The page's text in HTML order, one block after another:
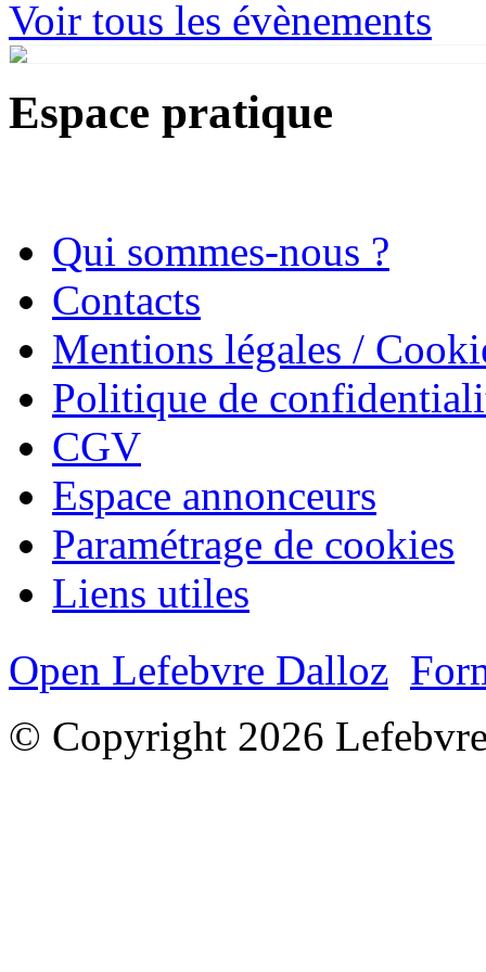
Voir tous les évènements
Espace pratique
Qui sommes-nous ?
Contacts
Mentions légales /
Politique de
CGV
Espace annonceurs
Paramétrage de cookies
Liens utiles
Open Lefebvre Dalloz
© Copyright 2026